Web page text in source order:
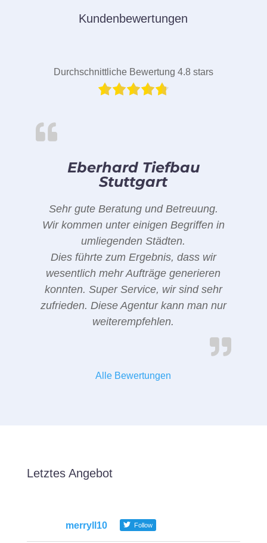
Kundenbewertungen
Durchschnittliche Bewertung 4.8 stars
Eberhard Tiefbau
Stuttgart
Sehr gute Beratung und Betreuung.
Wir kommen unter einigen Begriffen in
umliegenden Städten.
Dies führte zum Ergebnis, dass wir
wesentlich mehr Aufträge generieren
konnten. Super Service, wir sind sehr
zufrieden. Diese Agentur kann man nur
weiterempfehlen.
Alle Bewertungen
Letztes Angebot
merryll10 Follow